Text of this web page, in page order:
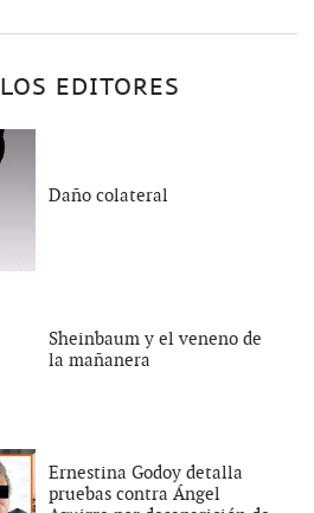
EDITORES
Daño colateral
Sheinbaum y el veneno de
la mañanera
Ernestina Godoy detalla
pruebas contra Ángel